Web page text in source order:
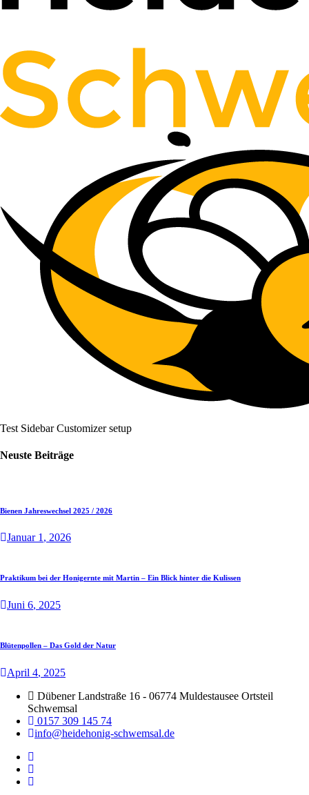
Test Sidebar Customizer setup
Neuste Beiträge
Bienen Jahreswechsel 2025 / 2026
Januar 1, 2026
Praktikum bei der Honigernte mit Martin – Ein Blick hinter die Kulissen
Juni 6, 2025
Blütenpollen – Das Gold der Natur
April 4, 2025
Dübener Landstraße 16 - 06774 Muldestausee Ortsteil
Schwemsal
0157 309 145 74
info@heidehonig-schwemsal.de